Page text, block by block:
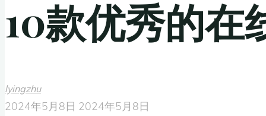
10款优秀的在
lyingzhu
2024年5月8日 2024年5月8日